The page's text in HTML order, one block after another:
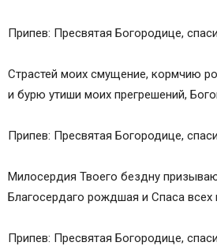
Припев: Пресвятая Богородице,
Страстей моих смущение, кормчию
и бурю утиши моих прегрешений,
Припев: Пресвятая Богородице,
Милосердия Твоего бездну
Благосердаго рождшая и Спaса
Припев: Пресвятая Богородице,